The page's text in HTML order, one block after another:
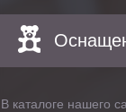
В каталоге нашего